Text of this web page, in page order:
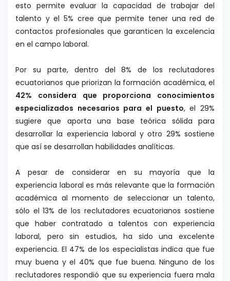
esto permite evaluar la capacidad de trabajar del
talento y el 5% cree que permite tener una red de
contactos profesionales que garanticen la excelencia
en el campo laboral.
Por su parte, dentro del 8% de los reclutadores
ecuatorianos que priorizan la formación académica, el
42% considera que proporciona conocimientos
especializados necesarios para el puesto, el 29%
sugiere que aporta una base teórica sólida para
desarrollar la experiencia laboral y otro 29% sostiene
que así se desarrollan habilidades analíticas.
A pesar de considerar en su mayoría que la
experiencia laboral es más relevante que la formación
académica al momento de seleccionar un talento,
sólo el 13% de los reclutadores ecuatorianos sostiene
que haber contratado a talentos con experiencia
laboral, pero sin estudios, ha sido una excelente
experiencia. El 47% de los especialistas indica que fue
muy buena y el 40% que fue buena. Ninguno de los
reclutadores respondió que su experiencia fuera mala